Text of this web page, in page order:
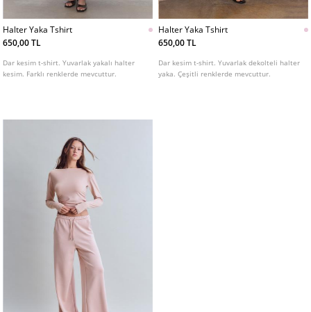
Halter Yaka Tshirt
650,00 TL
Dar kesim t-shirt. Yuvarlak yakalı halter
kesim. Farklı renklerde mevcuttur.
Halter Yaka Tshirt
650,00 TL
Dar kesim t-shirt. Yuvarlak dekolteli halter
yaka. Çeşitli renklerde mevcuttur.